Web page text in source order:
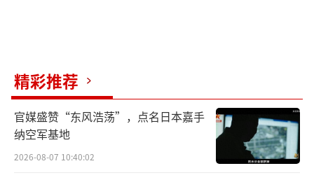
精彩推荐
官媒盛赞“东风浩荡”，点名日本嘉手
纳空军基地
2026-08-07 10:40:02